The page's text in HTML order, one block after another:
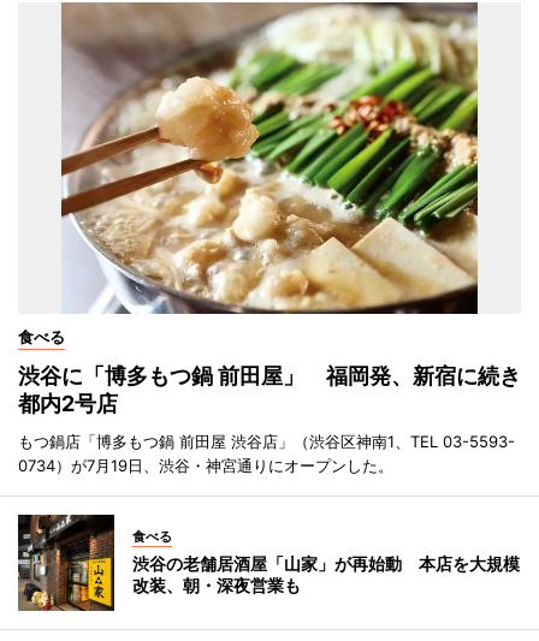
食べる
渋谷に「博多もつ鍋 前田屋」 福岡発、新宿に続き
都内2号店
もつ鍋店「博多もつ鍋 前田屋 渋谷店」（渋谷区神南1、TEL 03-5593-
0734）が7月19日、渋谷・神宮通りにオープンした。
食べる
渋谷の老舗居酒屋「山家」が再始動 本店を大規模
改装、朝・深夜営業も